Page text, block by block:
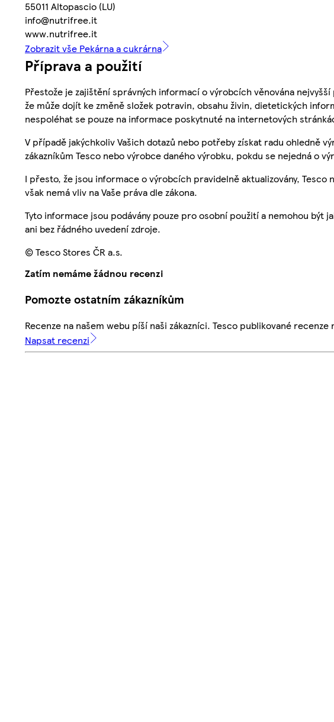
55011 Altopascio (LU)
info@nutrifree.it
www.nutrifree.it
Zobrazit vše Pekárna a cukrárna
Příprava a použití
Přestože je zajištění správných informací o výrobcích věnována
že může dojít ke změně složek potravin, obsahu živin, dietetických
nespoléhat se pouze na informace poskytnuté na internetových
V případě jakýchkoliv Vašich dotazů nebo potřeby získat radu ohledně
zákazníkům Tesco nebo výrobce daného výrobku, pokdu se nejedná o
I přesto, že jsou informace o výrobcích pravidelně aktualizovány,
však nemá vliv na Vaše práva dle zákona.
Tyto informace jsou podávány pouze pro osobní použití a nemohou být
ani bez řádného uvedení zdroje.
© Tesco Stores ČR a.s.
Zatím nemáme žádnou recenzi
Pomozte ostatním zákazníkům
Recenze na našem webu píší naši zákazníci. Tesco publikované recenze
Napsat recenzi